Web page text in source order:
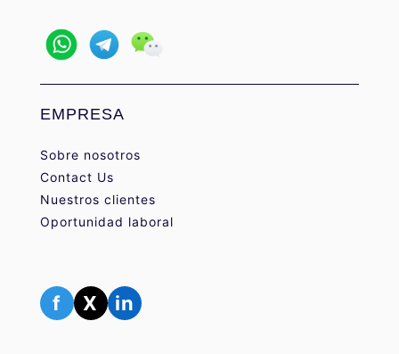
EMPRESA
Sobre nosotros
Contact Us
Nuestros clientes
Oportunidad laboral
f X in